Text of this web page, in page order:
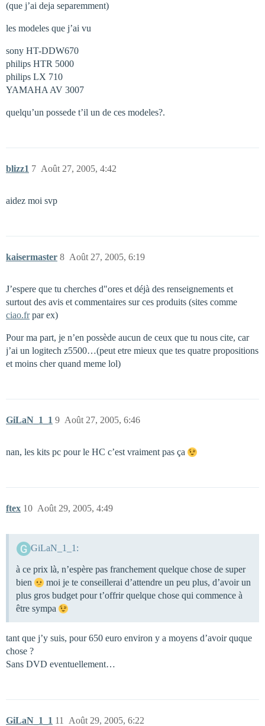
(que j’ai deja separemment)
les modeles que j’ai vu
sony HT-DDW670
philips HTR 5000
philips LX 710
YAMAHA AV 3007
quelqu’un possede t’il un de ces modeles?.
blizz1 Août 27, 2005, 4:42
7
aidez moi svp
kaisermaster Août 27, 2005, 6:19
8
J’espere que tu cherches d"ores et déjà des renseignements et
surtout des avis et commentaires sur ces produits (sites comme
ciao.frpar ex)
Pour ma part, je n’en possède aucun de ceux que tu nous cite, car
j’ai un logitech z5500…(peut etre mieux que tes quatre propositions
et moins cher quand meme lol)
GiLaN_1_1 Août 27, 2005, 6:46
9
nan, les kits pc pour le HC c’est vraiment pas ça
ftex Août 29, 2005, 4:49
10
GiLaN_1_1:
à ce prix là, n’espère pas franchement quelque chose de super
bien
moi je te conseillerai d’attendre un peu plus, d’avoir un
plus gros budget pour t’offrir quelque chose qui commence à
être sympa
tant que j’y suis, pour 650 euro environ y a moyens d’avoir quque
chose ?
Sans DVD eventuellement…
GiLaN_1_1 Août 29, 2005, 6:22
11